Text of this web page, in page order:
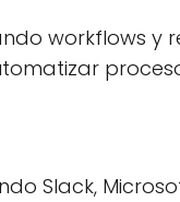
workflows
Slack,